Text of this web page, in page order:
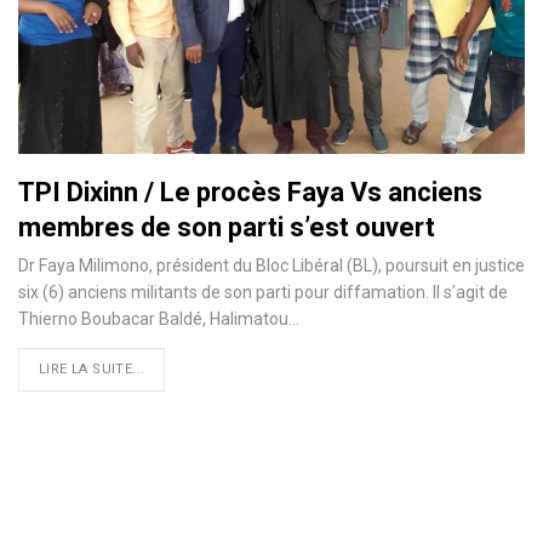
TPI Dixinn / Le procès Faya Vs anciens
membres de son parti s’est ouvert
Dr Faya Milimono, président du Bloc Libéral (BL), poursuit en justice
six (6) anciens militants de son parti pour diffamation. Il s'agit de
Thierno Boubacar Baldé, Halimatou
LIRE LA SUITE...